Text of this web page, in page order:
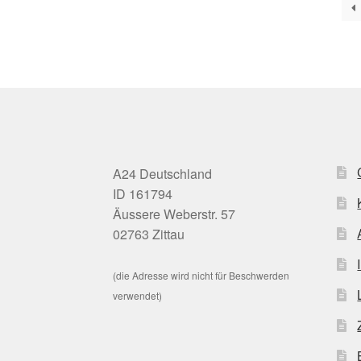
A24 Deutschland
ID 161794
Äussere Weberstr. 57
02763 Zittau
(die Adresse wird nicht für Beschwerden
verwendet)